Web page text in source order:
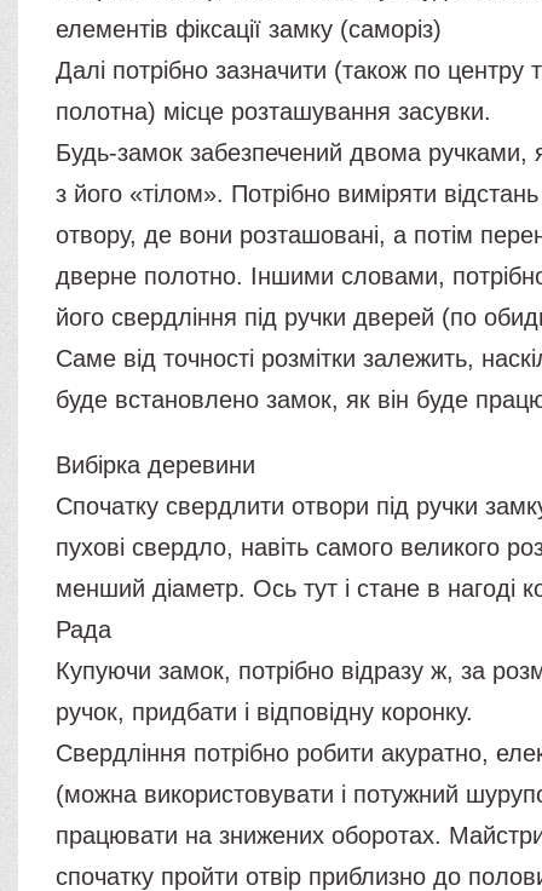
елементів фіксації замку (саморіз)
Далі потрібно зазначити (також по центру
полотна) місце розташування засувки.
Будь-замок забезпечений двома ручками,
з його «тілом». Потрібно виміряти
отвору, де вони розташовані, а потім
дверне полотно. Іншими словами,
його свердління під ручки дверей (по
Саме від точності розмітки залежить,
буде встановлено замок, як він буде
Вибірка деревини
Спочатку свердлити отвори під ручки
пухові свердло, навіть самого великого
менший діаметр. Ось тут і стане в нагоді
Рада
Купуючи замок, потрібно відразу ж, за
ручок, придбати і відповідну коронку.
Свердління потрібно робити акуратно,
(можна використовувати і потужний
працювати на знижених оборотах.
спочатку пройти отвір приблизно до